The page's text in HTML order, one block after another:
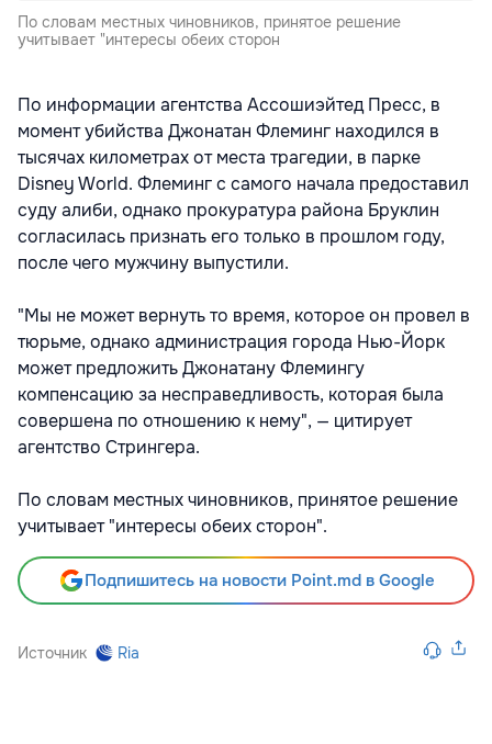
По словам местных чиновников, принятое решение
учитывает "интересы обеих сторон
По информации агентства Ассошиэйтед Пресс, в
момент убийства Джонатан Флеминг находился в
тысячах километрах от места трагедии, в парке
Disney World. Флеминг с самого начала предоставил
суду алиби, однако прокуратура района Бруклин
согласилась признать его только в прошлом году,
после чего мужчину выпустили.
"Мы не может вернуть то время, которое он провел в
тюрьме, однако администрация города Нью-Йорк
может предложить Джонатану Флемингу
компенсацию за несправедливость, которая была
совершена по отношению к нему", — цитирует
агентство Стрингера.
По словам местных чиновников, принятое решение
учитывает "интересы обеих сторон".
Подпишитесь на новости Point.md в Google
Источник Ria